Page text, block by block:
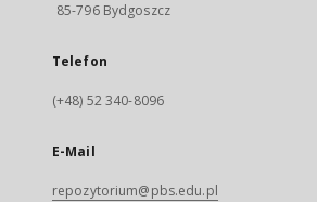
85-796 Bydgoszcz
Telefon
(+48) 52 340-8096
E-Mail
repozytorium@pbs.edu.pl